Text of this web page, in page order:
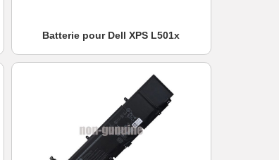
Batterie pour Dell XPS L501x